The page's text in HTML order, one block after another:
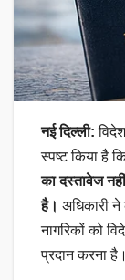
नई दिल्ली:
स्पष्ट किया है
का दस्तावेज
है। अधिकारी ने
नागरिकों को
प्रदान करना है।